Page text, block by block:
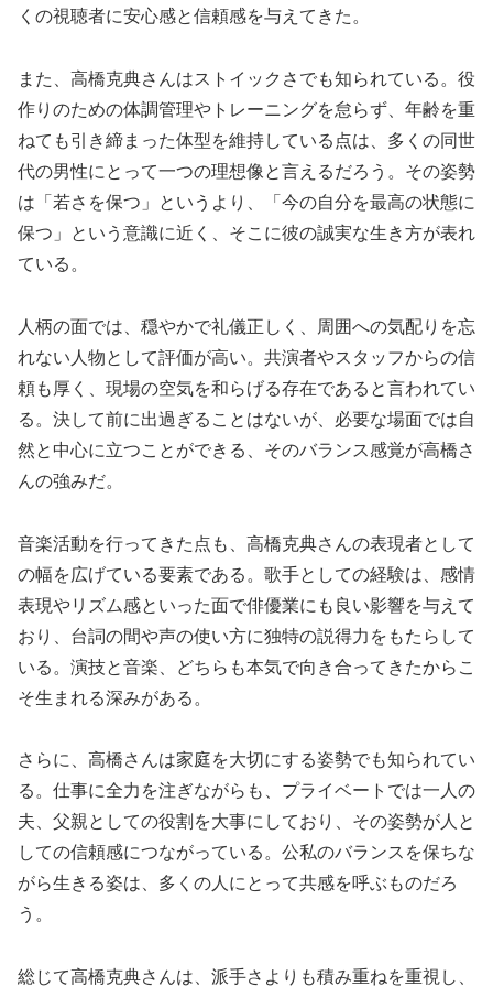
くの視聴者に安心感と信頼感を与えてきた。
また、高橋克典さんはストイックさでも知られている。役
作りのための体調管理やトレーニングを怠らず、年齢を重
ねても引き締まった体型を維持している点は、多くの同世
代の男性にとって一つの理想像と言えるだろう。その姿勢
は「若さを保つ」というより、「今の自分を最高の状態に
保つ」という意識に近く、そこに彼の誠実な生き方が表れ
ている。
人柄の面では、穏やかで礼儀正しく、周囲への気配りを忘
れない人物として評価が高い。共演者やスタッフからの信
頼も厚く、現場の空気を和らげる存在であると言われてい
る。決して前に出過ぎることはないが、必要な場面では自
然と中心に立つことができる、そのバランス感覚が高橋さ
んの強みだ。
音楽活動を行ってきた点も、高橋克典さんの表現者として
の幅を広げている要素である。歌手としての経験は、感情
表現やリズム感といった面で俳優業にも良い影響を与えて
おり、台詞の間や声の使い方に独特の説得力をもたらして
いる。演技と音楽、どちらも本気で向き合ってきたからこ
そ生まれる深みがある。
さらに、高橋さんは家庭を大切にする姿勢でも知られてい
る。仕事に全力を注ぎながらも、プライベートでは一人の
夫、父親としての役割を大事にしており、その姿勢が人と
しての信頼感につながっている。公私のバランスを保ちな
がら生きる姿は、多くの人にとって共感を呼ぶものだろ
う。
総じて高橋克典さんは、派手さよりも積み重ねを重視し、